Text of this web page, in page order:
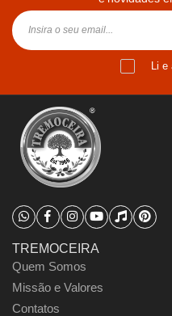
Li e
TREMOCEIRA
Quem Somos
Missão e Valores
Contatos